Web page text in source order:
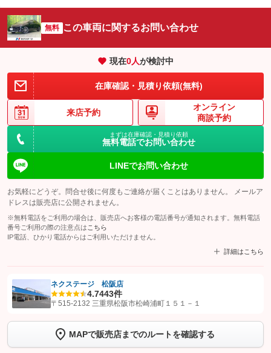
無料 この車両に関するお問い合わせ
現在0人が検討中
在庫確認・見積り依頼(無料)
来店予約
オンライン
商談予約
まずは在庫確認・見積り依頼
無料電話でお問い合わせ
LINEでお問い合わせ
お気軽にどうぞ。問合せ後に何度もご連絡が届くことはありません。 メールア
ドレスは販売店に公開されません。
※無料電話をご利用の場合は、販売店へお客様の電話番号が通知されます。無料電話
番号ご利用の際の注意点は こちら
IP電話、ひかり電話からはご利用いただけません。
詳細はこちら
【STEP1】認証画面でグーネットを友だち追加してから「許可する」ボタンを押
トーク画面で
ボタンをタップして問い合わせを
完了してください。
ネクステージ 松阪店
4.7443件
〒515-2132 三重県松阪市松崎浦町１５１－１
MAPで販売店までのルートを確認する